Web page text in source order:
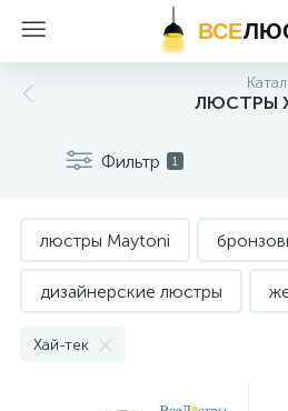
ВСЕ
ЛЮСТРЫ
Фильтр 1
люстры Maytoni
дизайнерские люстры
зеленые люстры
Хай-тек